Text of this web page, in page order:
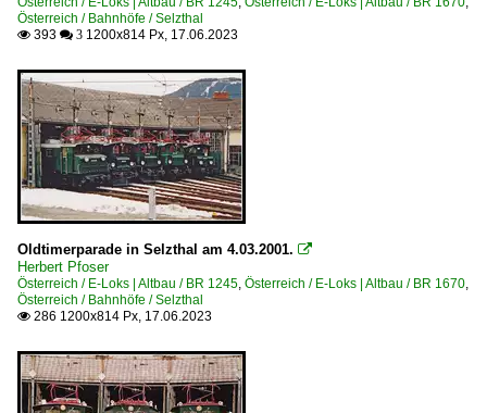
Österreich / Bahnhöfe / Selzthal
 393  3 1200x814 Px, 17.06.2023
Oldtimerparade in Selzthal am 4.03.2001. 
Herbert Pfoser
Österreich / E-Loks | Altbau / BR 1245, Österreich / E-Loks | Altbau / BR 1670,
Österreich / Bahnhöfe / Selzthal
 286 1200x814 Px, 17.06.2023